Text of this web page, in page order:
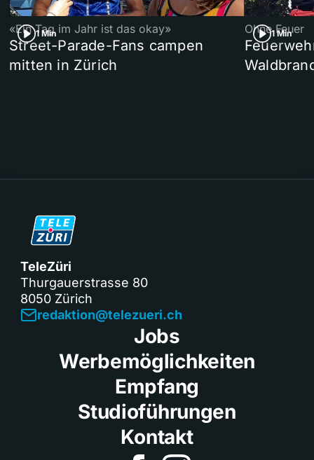
1 Min
«Ein Tag im Jahr ist das okay»
Street-Parade-Fans campen
mitten in Zürich
1 Min
Ohne Feuer
TeleZüri
Thurgauerstrasse 80
8050 Zürich
redaktion@telezueri.ch
Jobs
Werbemöglichkeiten
Empfang
Studioführungen
Kontakt